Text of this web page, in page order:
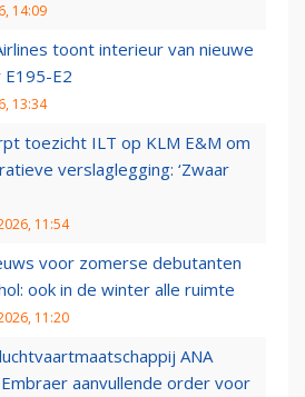
14:09
toont interieur van nieuwe
E195-E2
13:34
toezicht ILT op KLM E&M om
verslaglegging: ‘Zwaar
11:54
voor zomerse debutanten
ook in de winter alle ruimte
11:20
ANA
aanvullende order voor